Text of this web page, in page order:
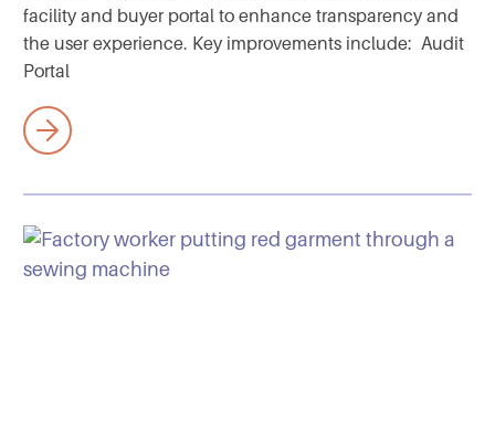
facility and buyer portal to enhance transparency and
the user experience. Key improvements include: Audit
Portal